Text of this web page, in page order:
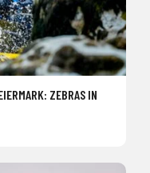
ZEBRAS IN